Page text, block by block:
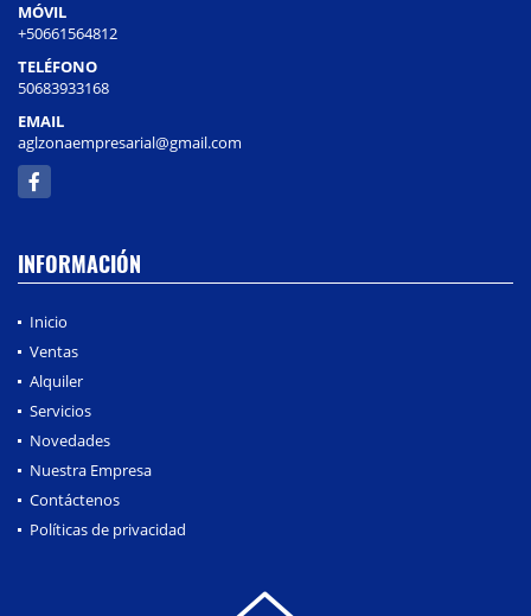
MÓVIL
+50661564812
TELÉFONO
50683933168
EMAIL
aglzonaempresarial@gmail.com
Facebook
INFORMACIÓN
Inicio
Ventas
Alquiler
Servicios
Novedades
Nuestra Empresa
Contáctenos
Políticas de privacidad